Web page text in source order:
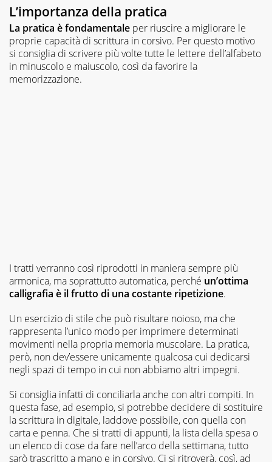
L’importanza della pratica
La pratica è fondamentale per riuscire a migliorare le
proprie capacità di scrittura in corsivo. Per questo motivo
si consiglia di scrivere più volte tutte le lettere dell’alfabeto
in minuscolo e maiuscolo, così da favorire la
memorizzazione.
I tratti verranno così riprodotti in maniera sempre più
armonica, ma soprattutto automatica, perché un’ottima
calligrafia è il frutto di una costante ripetizione.
Un esercizio di stile che può risultare noioso, ma che
rappresenta l’unico modo per imprimere determinati
movimenti nella propria memoria muscolare. La pratica,
però, non dev’essere unicamente qualcosa cui dedicarsi
negli spazi di tempo in cui non abbiamo altri impegni.
Si consiglia infatti di conciliarla anche con altri compiti. In
questa fase, ad esempio, si potrebbe decidere di sostituire
la scrittura in digitale, laddove possibile, con quella con
carta e penna. Che si tratti di appunti, la lista della spesa o
un elenco di cose da fare nell’arco della settimana, tutto
sarò trascritto a mano e in corsivo. Ci si ritroverà, così, ad